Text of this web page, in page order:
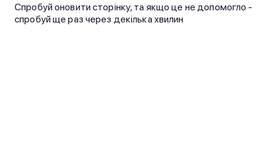
Спробуй оновити сторінку, та якщо це не допомогло -
спробуй ще раз через декілька хвилин